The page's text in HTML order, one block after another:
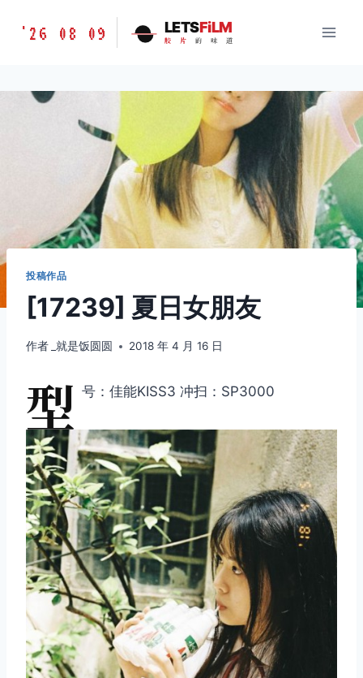
胶
味
LETSFILM
'26 08 09 LETSFiLM
胶 片 的 味 道
投稿作品
[17239] 夏日女朋友
作者 _就是饭圆圆 2018 年 4 月 16 日
型 号：佳能KISS3 冲扫：SP3000